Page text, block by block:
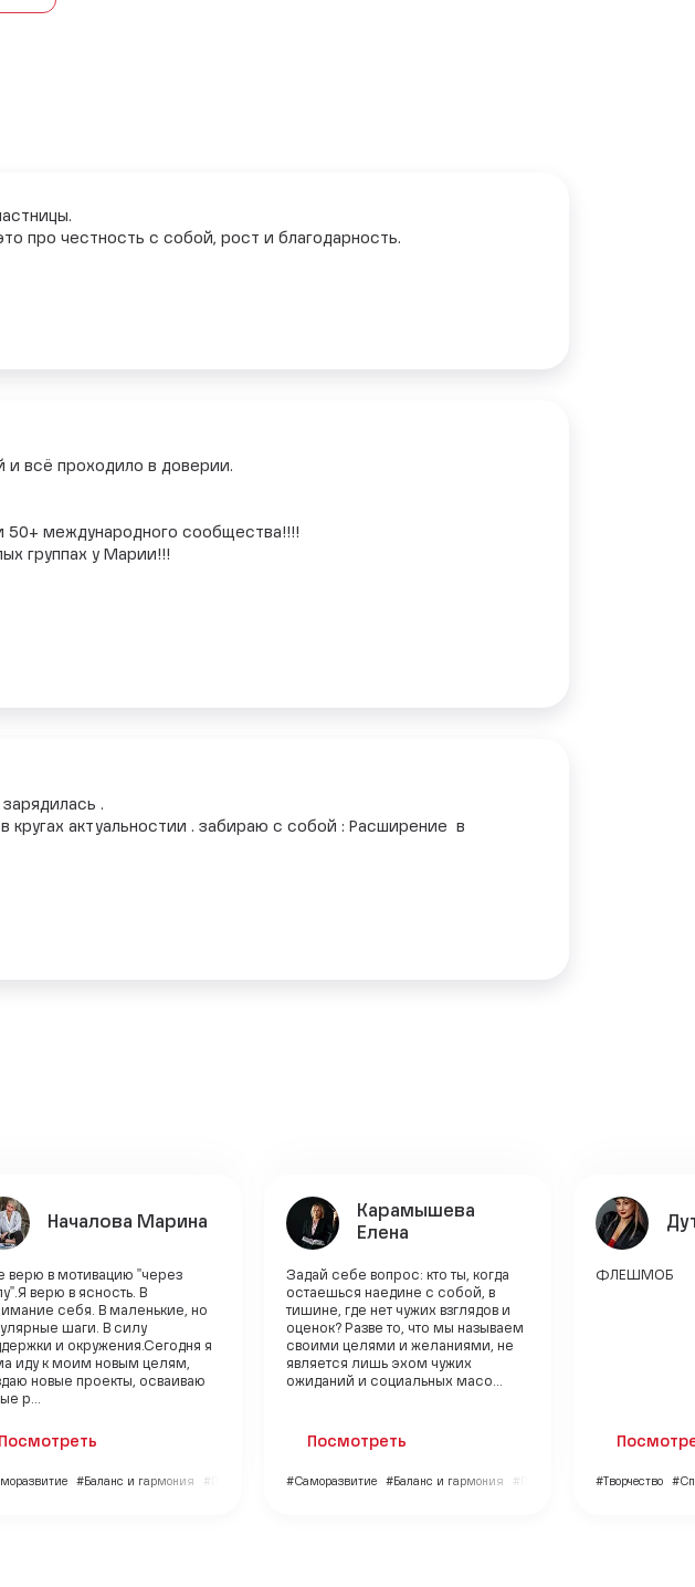
про честность с собой, рост и благодарность.
и всё проходило в доверии.
50+ международного сообщества!!!!
группах у Марии!!!
.
актуальностии . забираю с собой : Расширение в
Началова Марина
верю в мотивацию "через
верю в ясность. В
себя. В маленькие, но
шаги. В силу
и окружения.Сегодня я
иду к моим новым целям,
новые проекты, осваиваю
р...
Посмотреть
#Баланс и гармония #Путешествия
Карамышева
Елена
Задай себе вопрос: кто ты, когда
остаешься наедине с собой, в
тишине, где нет чужих взглядов и
оценок? Разве то, что мы называем
своими целями и желаниями, не
является лишь эхом чужих
ожиданий и социальных масо...
Посмотреть
#Саморазвитие #Баланс и гармония #Психология
ФЛЕШМОБ
#Творчество